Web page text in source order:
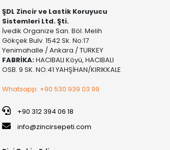
ŞDL Zincir ve Lastik Koruyucu
Sistemleri Ltd. Şti.
İvedik Organize San. Böl. Melih
Gökçek Bulv. 1542 Sk. No:17
Yenimahalle / Ankara / TURKEY
FABRİKA:HACIBALI Köyü, HACIBALI
OSB. 9 SK. NO:41 YAHŞİHAN/KIRIKKALE
Whatsapp: +90 530 939 03 99
+90 312 394 06 18
info@zincirsepeti.com